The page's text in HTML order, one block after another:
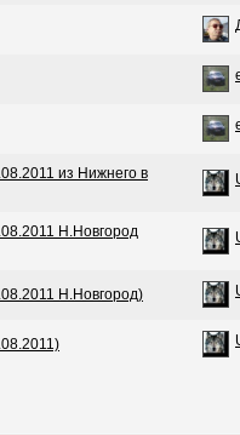
из Нижнего в
Н.Новгород
Н.Новгород)